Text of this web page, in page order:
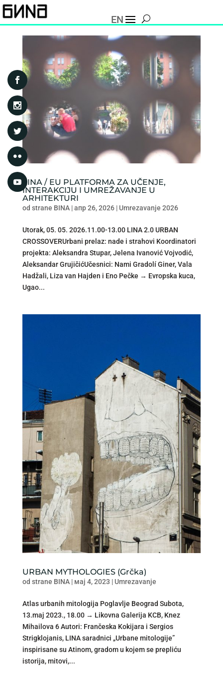
EN
LINA / EU PLATFORMA ZA UČENJE,
INTERAKCIJU I UMREŽAVANJE U
ARHITEKTURI
od strane BINA|апр 26, 2026| Umrezavanje 2026
Utorak, 05. 05. 2026.11.00-13.00 LINA 2.0 URBAN
CROSSOVERUrbani prelaz: nade i strahovi Koordinatori
projekta: Aleksandra Stupar, Jelena Ivanović Vojvodić,
Aleksandar GrujičićUčesnici: Nami Gradolí Giner, Vala
Hadžali, Liza van Hajden i Eno Pečke → Evropska kuca,
Ugao...
URBAN MYTHOLOGIES (Grčka)
od strane BINA| мај 4, 2023 | Umrezavanje
Atlas urbanih mitologija Poglavlje Beograd Subota,
13.maj 2023., 18.00 → Likovna Galerija KCB, Knez
Mihailova 6 Autori: Frančeska Kokijara i Sergios
Strigklojanis, LINA saradnici „Urbane mitologije”
inspirisane su Atinom, gradom u kojem se prepliću
istorija, mitovi,...